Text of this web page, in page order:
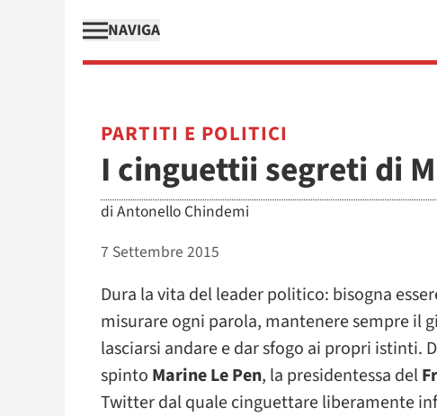
NAVIGA
PARTITI E POLITICI
I cinguettii segreti di
di Antonello Chindemi
7 Settembre 2015
Dura la vita del leader politico: bisogna
misurare ogni parola, mantenere sempre il
lasciarsi andare e dar sfogo ai propri istinti.
spinto Marine Le Pen, la presidentessa del
Twitter dal quale cinguettare liberamente